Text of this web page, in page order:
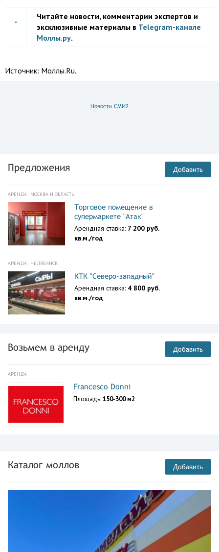
Читайте новости, комментарии экспертов и
эксклюзивные материалы в Telegram-канале
Моллы.ру.
Источник: Моллы.Ru.
Новости СМИ2
Предложения Добавить
АРЕНДА , МОСКВА И ОБЛАСТЬ
Торговое помещение в
супермаркете "Атак"
Арендная ставка: 7 200 руб.
кв.м./год
АРЕНДА , ЧЕЛЯБИНСК
КТК "Северо-западный"
Арендная ставка: 4 800 руб.
кв.м./год
Возьмем в аренду Добавить
АРЕНДА
Francesco Donni
Площадь:150-300 м2
Каталог моллов Добавить